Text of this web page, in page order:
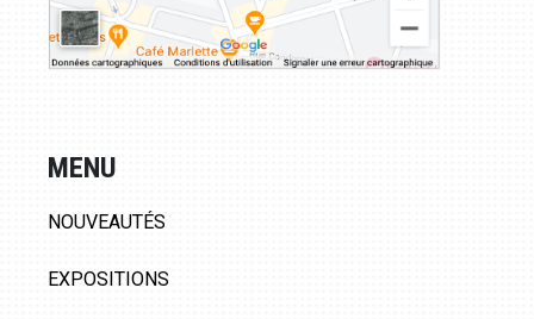
MENU
NOUVEAUTÉS
EXPOSITIONS